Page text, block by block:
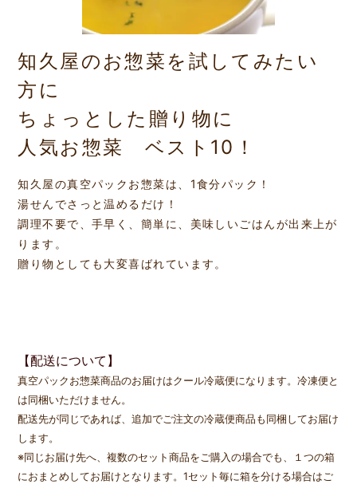
知久屋のお惣菜を試してみたい
方に
ちょっとした贈り物に
人気お惣菜 ベスト10！
知久屋の真空パックお惣菜は、1食分パック！
湯せんでさっと温めるだけ！
調理不要で、手早く、簡単に、美味しいごはんが出来上が
ります。
贈り物としても大変喜ばれています。
【配送について】
真空パックお惣菜商品のお届けはクール冷蔵便になります。冷凍便と
は同梱いただけません。
配送先が同じであれば、追加でご注文の冷蔵便商品も同梱してお届け
します。
※同じお届け先へ、複数のセット商品をご購入の場合でも、１つの箱
におまとめしてお届けとなります。1セット毎に箱を分ける場合はご